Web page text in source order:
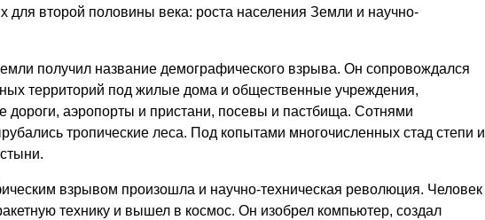
для второй половины века: роста населения Земли и научно-
получил название демографического взрыва. Он сопровождался
территорий под жилые дома и общественные учреждения,
дороги, аэропорты и пристани, посевы и пастбища. Сотнями
тропические леса. Под копытами многочисленных стад степи и
взрывом произошла и научно-техническая революция. Человек
технику и вышел в космос. Он изобрел компьютер, создал